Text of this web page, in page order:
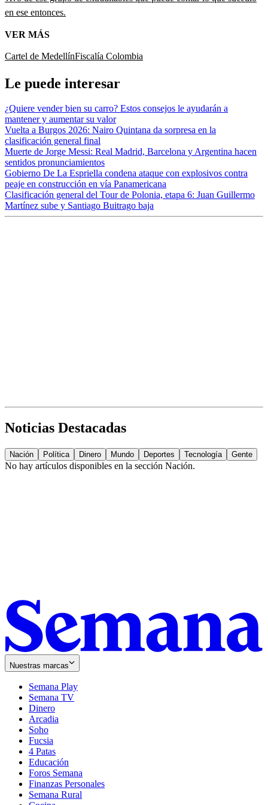
en ese entonces.
VER MÁS
Cartel de MedellínFiscalía Colombia
Le puede interesar
¿Quiere vender bien su carro? Estos consejos le ayudarán a
mantener y aumentar su valor
Vuelta a Burgos 2026: Nairo Quintana da sorpresa en la
clasificación general final
Muerte de Jorge Messi: Real Madrid, Barcelona y Argentina hacen
sentidos pronunciamientos
Gobierno De La Espriella condena ataque con explosivos contra
peaje en construcción en vía Panamericana
Clasificación general del Tour de Polonia, etapa 6: Juan Guillermo
Martínez sube y Santiago Buitrago baja
Noticias Destacadas
Nación Política Dinero Mundo Deportes Tecnología Gente
No hay artículos disponibles en la sección Nación.
Nuestras marcas
Semana Play
Semana TV
Dinero
Arcadia
Soho
in
new
window
Fucsia
in
new
window
4 Patas
Educación
Foros Semana
Finanzas Personales
Semana Rural